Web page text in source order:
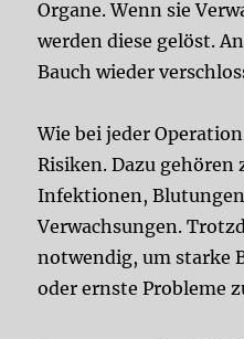
Organe. Wenn sie
werden diese gelöst.
Bauch wieder
Wie bei jeder
Risiken. Dazu gehören
Infektionen,
Verwachsungen.
notwendig, um starke
oder ernste Probleme